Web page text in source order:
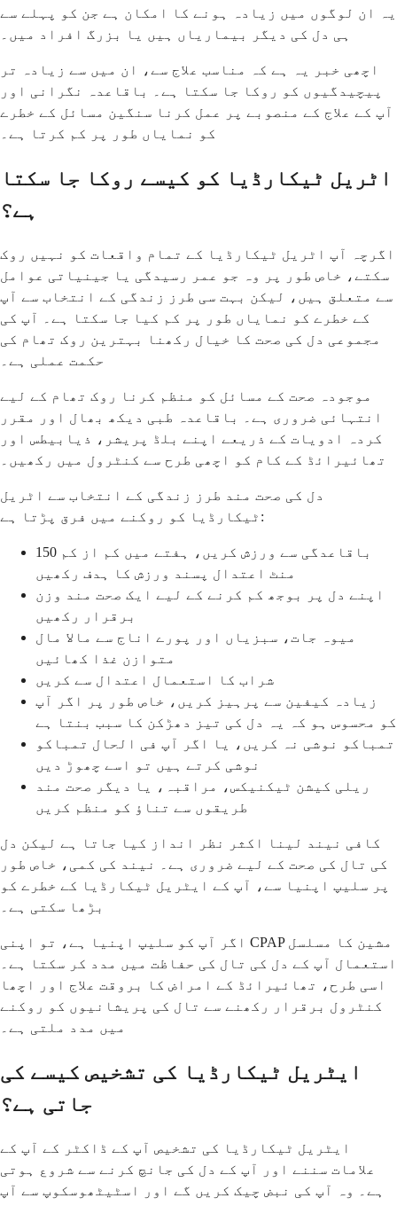
یہ ان لوگوں میں زیادہ ہونے کا امکان ہے جن کو پہلے سے
ہی دل کی دیگر بیماریاں ہیں یا بزرگ افراد میں۔
اچھی خبر یہ ہے کہ مناسب علاج سے، ان میں سے زیادہ تر
پیچیدگیوں کو روکا جا سکتا ہے۔ باقاعدہ نگرانی اور
آپ کے علاج کے منصوبے پر عمل کرنا سنگین مسائل کے خطرے
کو نمایاں طور پر کم کرتا ہے۔
اٹریل ٹیکارڈیا کو کیسے روکا جا سکتا
ہے؟
اگرچہ آپ اٹریل ٹیکارڈیا کے تمام واقعات کو نہیں روک
سکتے، خاص طور پر وہ جو عمر رسیدگی یا جینیاتی عوامل
سے متعلق ہیں، لیکن بہت سی طرز زندگی کے انتخاب سے آپ
کے خطرے کو نمایاں طور پر کم کیا جا سکتا ہے۔ آپ کی
مجموعی دل کی صحت کا خیال رکھنا بہترین روک تھام کی
حکمت عملی ہے۔
موجودہ صحت کے مسائل کو منظم کرنا روک تھام کے لیے
انتہائی ضروری ہے۔ باقاعدہ طبی دیکھ بھال اور مقرر
کردہ ادویات کے ذریعے اپنے بلڈ پریشر، ذیابیطس اور
تھائیرائڈ کے کام کو اچھی طرح سے کنٹرول میں رکھیں۔
دل کی صحت مند طرز زندگی کے انتخاب سے اٹریل
ٹیکارڈیا کو روکنے میں فرق پڑتا ہے:
باقاعدگی سے ورزش کریں، ہفتے میں کم از کم 150
منٹ اعتدال پسند ورزش کا ہدف رکھیں
اپنے دل پر بوجھ کم کرنے کے لیے ایک صحت مند وزن
برقرار رکھیں
میوہ جات، سبزیاں اور پورے اناج سے مالا مال
متوازن غذا کھائیں
شراب کا استعمال اعتدال سے کریں
زیادہ کیفین سے پرہیز کریں، خاص طور پر اگر آپ
کو محسوس ہو کہ یہ دل کی تیز دھڑکن کا سبب بنتا ہے
تمباکو نوشی نہ کریں، یا اگر آپ فی الحال تمباکو
نوشی کرتے ہیں تو اسے چھوڑ دیں
ریلی کیشن ٹیکنیکس، مراقبہ، یا دیگر صحت مند
طریقوں سے تناؤ کو منظم کریں
کافی نیند لینا اکثر نظر انداز کیا جاتا ہے لیکن دل
کی تال کی صحت کے لیے ضروری ہے۔ نیند کی کمی، خاص طور
پر سلیپ اپنیا سے، آپ کے ایٹریل ٹیکارڈیا کے خطرے کو
بڑھا سکتی ہے۔
اگر آپ کو سلیپ اپنیا ہے، تو اپنی CPAP مشین کا مسلسل
استعمال آپ کے دل کی تال کی حفاظت میں مدد کر سکتا ہے۔
اسی طرح، تھائیرائڈ کے امراض کا بروقت علاج اور اچھا
کنٹرول برقرار رکھنے سے تال کی پریشانیوں کو روکنے
میں مدد ملتی ہے۔
ایٹریل ٹیکارڈیا کی تشخیص کیسے کی
جاتی ہے؟
ایٹریل ٹیکارڈیا کی تشخیص آپ کے ڈاکٹر کے آپ کے
علامات سننے اور آپ کے دل کی جانچ کرنے سے شروع ہوتی
ہے۔ وہ آپ کی نبض چیک کریں گے اور اسٹیٹھوسکوپ سے آپ